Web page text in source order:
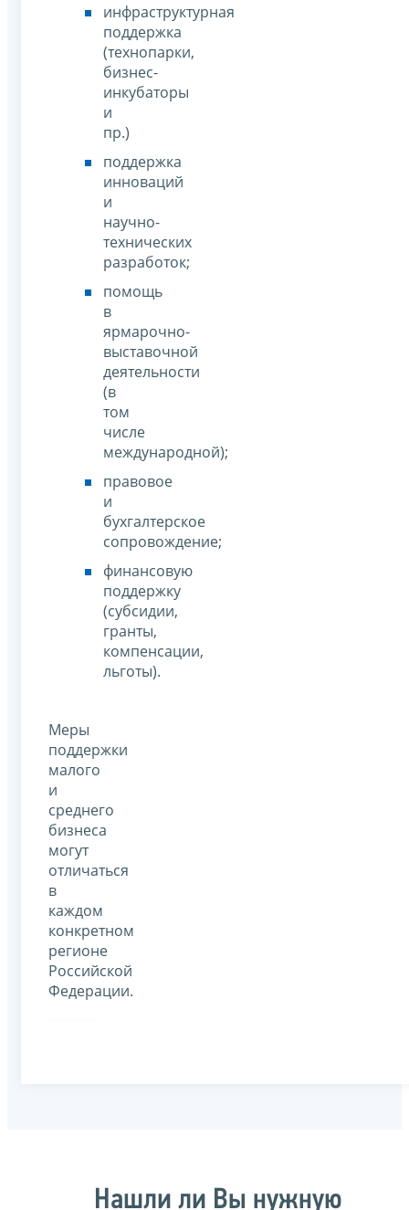
инфраструктурная
поддержка
(технопарки,
бизнес-
инкубаторы
и
пр.)
поддержка
инноваций
и
научно-
технических
разработок;
помощь
в
ярмарочно-
выставочной
деятельности
(в
том
числе
международной);
правовое
и
бухгалтерское
сопровождение;
финансовую
поддержку
(субсидии,
гранты,
компенсации,
льготы).
Меры
поддержки
малого
и
среднего
бизнеса
могут
отличаться
в
каждом
конкретном
регионе
Российской
Федерации.
Нашли ли Вы нужную